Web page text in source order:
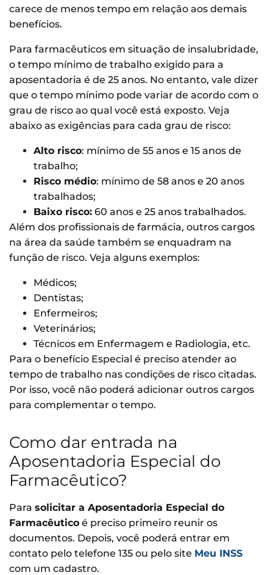
carece de menos tempo em relação aos demais
benefícios.
Para farmacêuticos em situação de insalubridade,
o tempo mínimo de trabalho exigido para a
aposentadoria é de 25 anos. No entanto, vale dizer
que o tempo mínimo pode variar de acordo com o
grau de risco ao qual você está exposto. Veja
abaixo as exigências para cada grau de risco:
Alto risco: mínimo de 55 anos e 15 anos de
trabalho;
Risco médio: mínimo de 58 anos e 20 anos
trabalhados;
Baixo risco: 60 anos e 25 anos trabalhados.
Além dos profissionais de farmácia, outros cargos
na área da saúde também se enquadram na
função de risco. Veja alguns exemplos:
Médicos;
​Dentistas;
Enfermeiros;
Veterinários;
Técnicos em Enfermagem e Radiologia, etc.
Para o benefício Especial é preciso atender ao
tempo de trabalho nas condições de risco citadas.
Por isso, você não poderá adicionar outros cargos
para complementar o tempo.
Como dar entrada na
Aposentadoria Especial do
Farmacêutico?
Para solicitar a Aposentadoria Especial do
Farmacêutico é preciso primeiro reunir os
documentos. Depois, você poderá entrar em
contato pelo telefone 135 ou pelo site Meu INSS
com um cadastro.